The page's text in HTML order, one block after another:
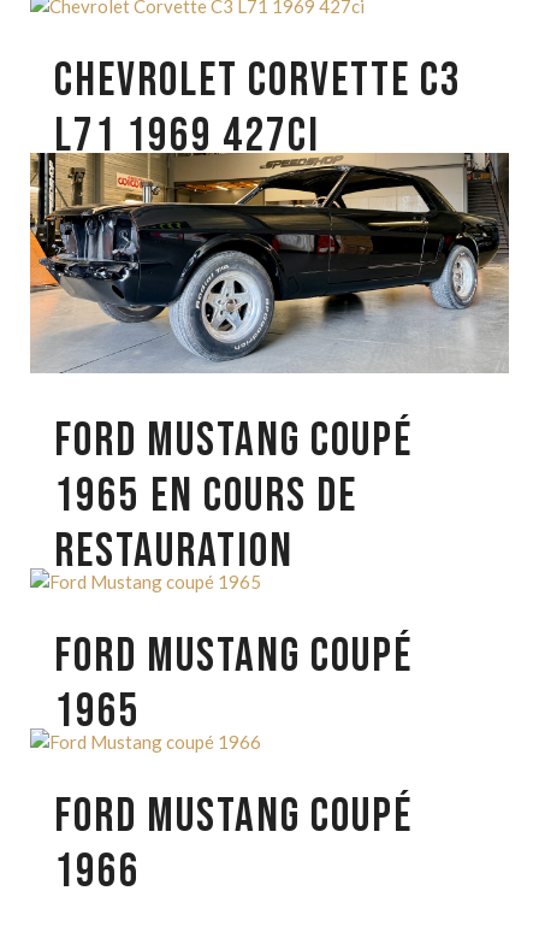
CHEVROLET CORVETTE C3
L71 1969 427CI
FORD MUSTANG COUPÉ
1965 EN COURS DE
RESTAURATION
FORD MUSTANG COUPÉ
1965
FORD MUSTANG COUPÉ
1966